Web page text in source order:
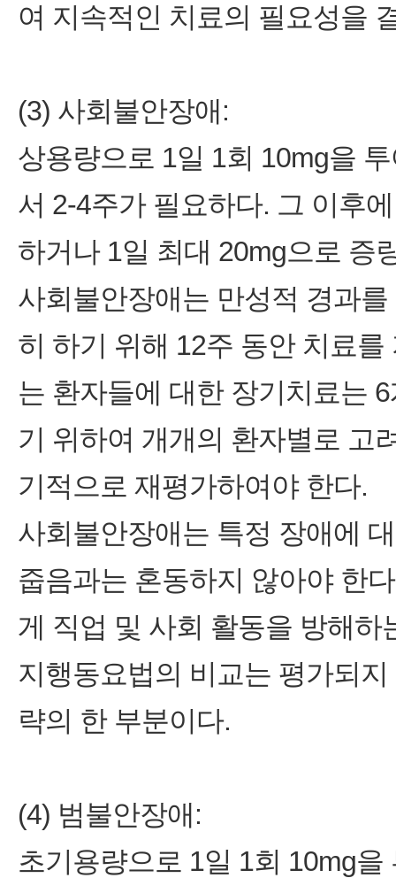
여 지속적인 치료의 필요성을
(3) 사회불안장애:
상용량으로 1일 1회 10mg을
서 2‑4주가 필요하다. 그 이후
하거나 1일 최대 20mg으로 증
사회불안장애는 만성적 경과
히 하기 위해 12주 동안 치료
는 환자들에 대한 장기치료는
기 위하여 개개의 환자별로 고
기적으로 재평가하여야 한다.
사회불안장애는 특정 장애에
줍음과는 혼동하지 않아야 한
게 직업 및 사회 활동을 방해
지행동요법의 비교는 평가되
략의 한 부분이다.
(4) 범불안장애:
초기용량으로 1일 1회 10mg